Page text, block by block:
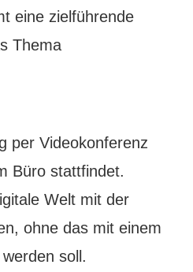
eine zielführende
Thema
per Videokonferenz
Büro stattfindet.
Welt mit der
ohne das mit einem
soll.